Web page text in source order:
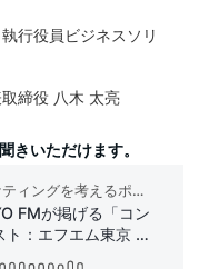
行役員ビジネスソリ
締役 八木 太亮
きいただけます。